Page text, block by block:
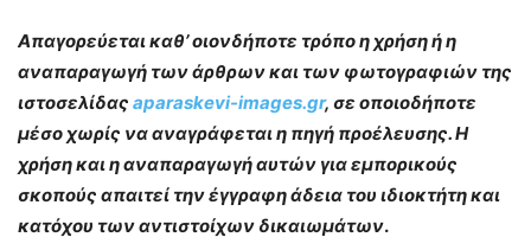
Απαγορεύεται καθ’ οιονδήποτε τρόπο η χρήση ή η
αναπαραγωγή των άρθρων και των φωτογραφιών της
ιστοσελίδας aparaskevi-images.gr, σε οποιοδήποτε
μέσο χωρίς να αναγράφεται η πηγή προέλευσης. Η
χρήση και η αναπαραγωγή αυτών για εμπορικούς
σκοπούς απαιτεί την έγγραφη άδεια του ιδιοκτήτη και
κατόχου των αντιστοίχων δικαιωμάτων.